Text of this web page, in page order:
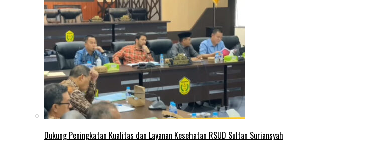
Dukung Peningkatan Kualitas dan Layanan Kesehatan RSUD Sultan Suriansyah